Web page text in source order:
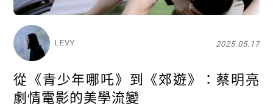
LEVY 2025.05.17
從《青少年哪吒》到《郊遊》：蔡明亮
劇情電影的美學流變